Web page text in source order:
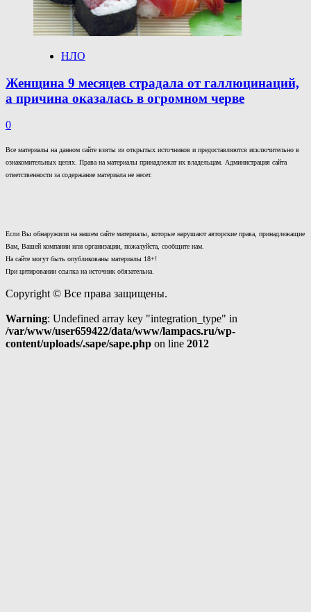
НЛО
Женщина 9 месяцев страдала от галлюцинаций,
а причина оказалась в огромном черве
0
Все материалы на данном сайте взяты из открытых источников и предоставляются исключительно в
ознакомительных целях. Права на материалы принадлежат их владельцам. Администрация сайта
ответственности за содержание материала не несет.
Если Вы обнаружили на нашем сайте материалы, которые нарушают авторские права, принадлежащие
Вам, Вашей компании или организации, пожалуйста, сообщите нам.
На сайте могут быть опубликованы материалы 18+!
При цитировании ссылка на источник обязательна.
Copyright © Все права защищены.
Warning: Undefined array key "integration_type" in
/var/www/user659422/data/www/lampacs.ru/wp-
content/uploads/.sape/sape.php on line 2012